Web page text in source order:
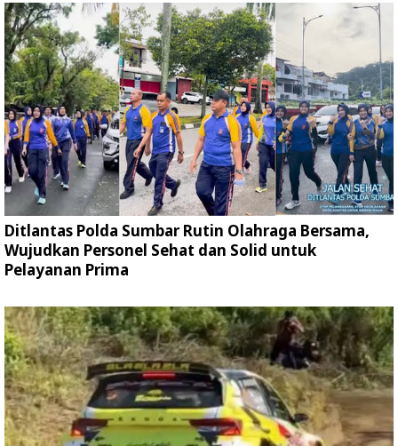
Ditlantas Polda Sumbar Rutin Olahraga Bersama,
Wujudkan Personel Sehat dan Solid untuk
Pelayanan Prima